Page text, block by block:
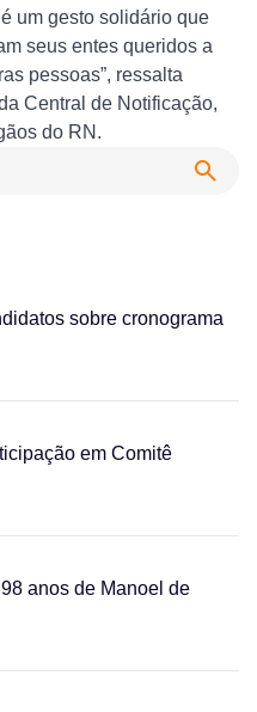
um gesto solidário que
seus entes queridos a
pessoas”, ressalta
Central de Notificação,
do RN.
sobre cronograma
em Comitê
anos de Manoel de